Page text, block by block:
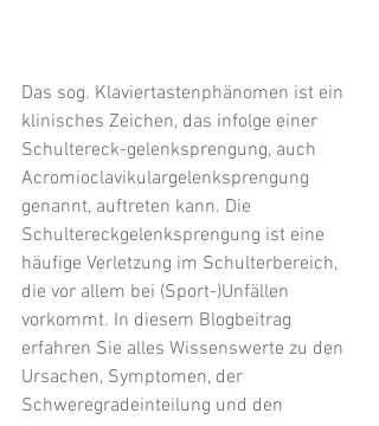
Das sog. Klaviertastenphänomen ist ein
klinisches Zeichen, das infolge einer
Schultereck-gelenksprengung, auch
Acromioclavikulargelenksprengung
genannt, auftreten kann. Die
Schultereckgelenksprengung ist eine
häufige Verletzung im Schulterbereich,
die vor allem bei (Sport-)Unfällen
vorkommt. In diesem Blogbeitrag
erfahren Sie alles Wissenswerte zu den
Ursachen, Symptomen, der
Schweregradeinteilung und den